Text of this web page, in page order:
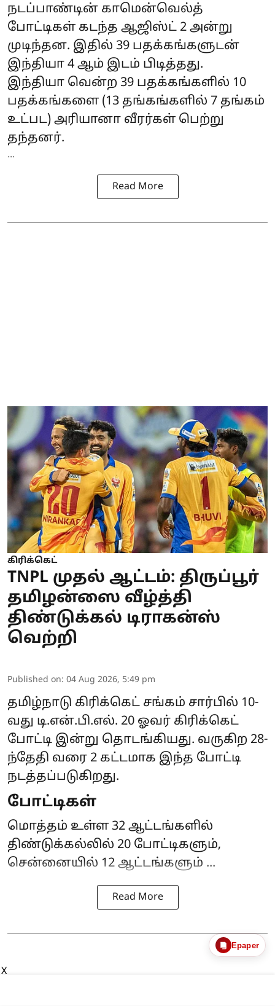
நடப்பாண்டின் காமென்வெல்த்
போட்டிகள் கடந்த ஆஜிஸ்ட் 2 அன்று
முடிந்தன. இதில் 39 பதக்கங்களுடன்
இந்தியா 4 ஆம் இடம் பிடித்தது.
இந்தியா வென்ற 39 பதக்கங்களில் 10
பதக்கங்களை (13 தங்கங்களில் 7 தங்கம்
உட்பட) அரியானா வீரர்கள் பெற்று
தந்தனர்.
...
Read More
கிரிக்கெட்
TNPL முதல் ஆட்டம்: திருப்பூர்
தமிழன்ஸை வீழ்த்தி
திண்டுக்கல் டிராகன்ஸ்
வெற்றி
Published on: 04 Aug 2026, 5:49 pm
தமிழ்நாடு கிரிக்கெட் சங்கம் சார்பில் 10-
வது டி.என்.பி.எல். 20 ஓவர் கிரிக்கெட்
போட்டி இன்று தொடங்கியது. வருகிற 28-
ந்தேதி வரை 2 கட்டமாக இந்த போட்டி
நடத்தப்படுகிறது.
போட்டிகள்
மொத்தம் உள்ள 32 ஆட்டங்களில்
திண்டுக்கல்லில் 20 போட்டிகளும்,
சென்னையில் 12 ஆட்டங்களும் ...
Read More
Epaper
X